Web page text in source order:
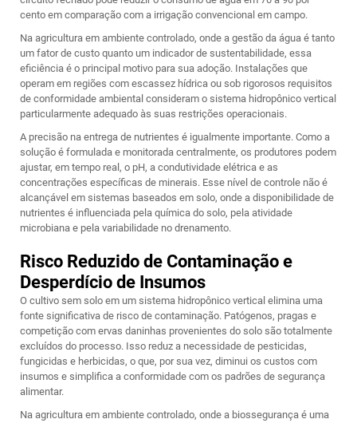
cento em comparação com a irrigação convencional em campo.
Na agricultura em ambiente controlado, onde a gestão da água é tanto
um fator de custo quanto um indicador de sustentabilidade, essa
eficiência é o principal motivo para sua adoção. Instalações que
operam em regiões com escassez hídrica ou sob rigorosos requisitos
de conformidade ambiental consideram o sistema hidropônico vertical
particularmente adequado às suas restrições operacionais.
A precisão na entrega de nutrientes é igualmente importante. Como a
solução é formulada e monitorada centralmente, os produtores podem
ajustar, em tempo real, o pH, a condutividade elétrica e as
concentrações específicas de minerais. Esse nível de controle não é
alcançável em sistemas baseados em solo, onde a disponibilidade de
nutrientes é influenciada pela química do solo, pela atividade
microbiana e pela variabilidade no drenamento.
Risco Reduzido de Contaminação e
Desperdício de Insumos
O cultivo sem solo em um sistema hidropônico vertical elimina uma
fonte significativa de risco de contaminação. Patógenos, pragas e
competição com ervas daninhas provenientes do solo são totalmente
excluídos do processo. Isso reduz a necessidade de pesticidas,
fungicidas e herbicidas, o que, por sua vez, diminui os custos com
insumos e simplifica a conformidade com os padrões de segurança
alimentar.
Na agricultura em ambiente controlado, onde a biossegurança é uma